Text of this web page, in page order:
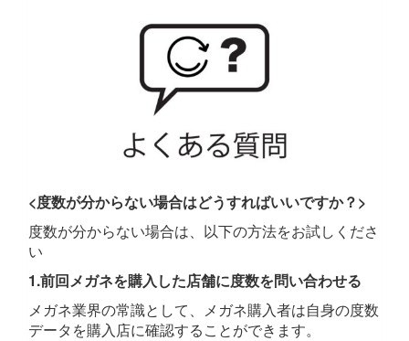
<度数が分からない場合はどうすればいいですか？>
度数が分からない場合は、以下の方法をお試しくださ
い
1.前回メガネを購入した店舗に度数を問い合わせる
メガネ業界の常識として、メガネ購入者は自身の度数
データを購入店に確認することができます。